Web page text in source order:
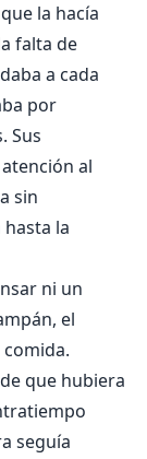
la hacía
falta de
a cada
por
Sus
al
sin
la
ni un
el
que hubiera
seguía